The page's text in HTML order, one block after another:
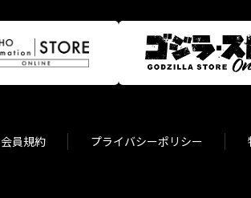
会員規約 プライバシーポリシー